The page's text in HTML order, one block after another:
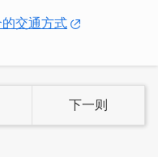
交通方式
下一则